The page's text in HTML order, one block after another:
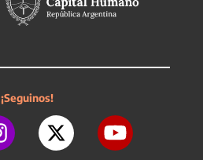
¡Seguinos!